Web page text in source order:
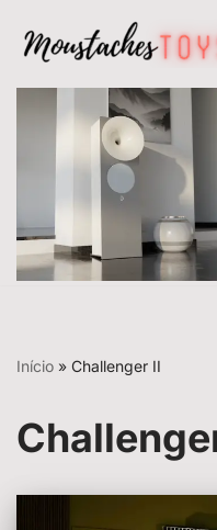
Avançar
para
conteúdo
Início » Challenger II